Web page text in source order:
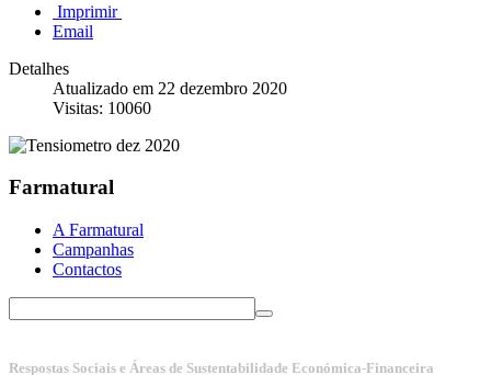
Imprimir
Email
Detalhes
Atualizado em 22 dezembro 2020
Visitas: 10060
Farmatural
A Farmatural
Campanhas
Contactos
Respostas Sociais e Áreas de Sustentabilidade Económica-Financeira